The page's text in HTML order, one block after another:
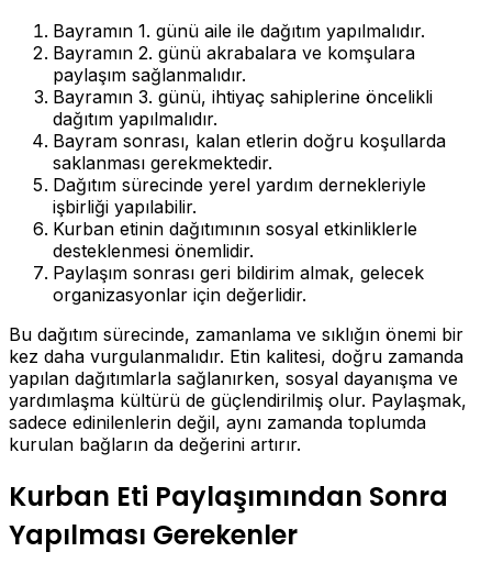
Bayramın 1. günü aile ile dağıtım yapılmalıdır.
Bayramın 2. günü akrabalara ve komşulara
paylaşım sağlanmalıdır.
Bayramın 3. günü, ihtiyaç sahiplerine öncelikli
dağıtım yapılmalıdır.
Bayram sonrası, kalan etlerin doğru koşullarda
saklanması gerekmektedir.
Dağıtım sürecinde yerel yardım dernekleriyle
işbirliği yapılabilir.
Kurban etinin dağıtımının sosyal etkinliklerle
desteklenmesi önemlidir.
Paylaşım sonrası geri bildirim almak, gelecek
organizasyonlar için değerlidir.
Bu dağıtım sürecinde, zamanlama ve sıklığın önemi bir
kez daha vurgulanmalıdır. Etin kalitesi, doğru zamanda
yapılan dağıtımlarla sağlanırken, sosyal dayanışma ve
yardımlaşma kültürü de güçlendirilmiş olur. Paylaşmak,
sadece edinilenlerin değil, aynı zamanda toplumda
kurulan bağların da değerini artırır.
Kurban Eti Paylaşımından Sonra
Yapılması Gerekenler